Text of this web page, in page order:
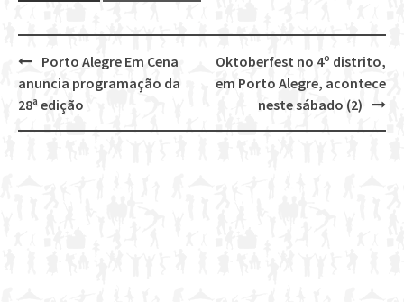
Post
navigation
Oktoberfest no 4º distrito,
em Porto Alegre, acontece
neste sábado (2)
Porto Alegre Em Cena
anuncia programação da
28ª edição